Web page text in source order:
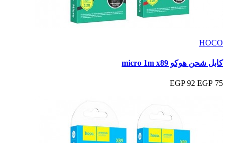
HOCO
كابل شحن هوكو micro 1m x89
75 EGP
92 EGP